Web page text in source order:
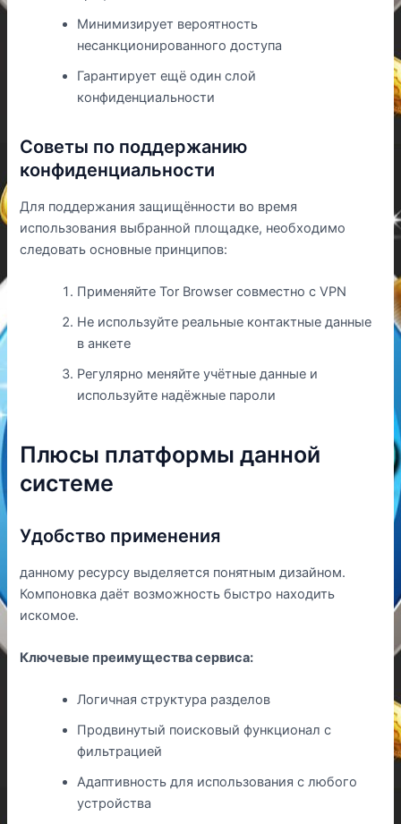
Минимизирует вероятность
несанкционированного доступа
Гарантирует ещё один слой
конфиденциальности
Советы по поддержанию
конфиденциальности
Для поддержания защищённости во время
использования выбранной площадке, необходимо
следовать основные принципов:
Применяйте Tor Browser совместно с VPN
Не используйте реальные контактные данные
в анкете
Регулярно меняйте учётные данные и
используйте надёжные пароли
Плюсы платформы данной
системе
Удобство применения
данному ресурсу выделяется понятным дизайном.
Компоновка даёт возможность быстро находить
искомое.
Ключевые преимущества сервиса:
Логичная структура разделов
Продвинутый поисковый функционал с
фильтрацией
Адаптивность для использования с любого
устройства